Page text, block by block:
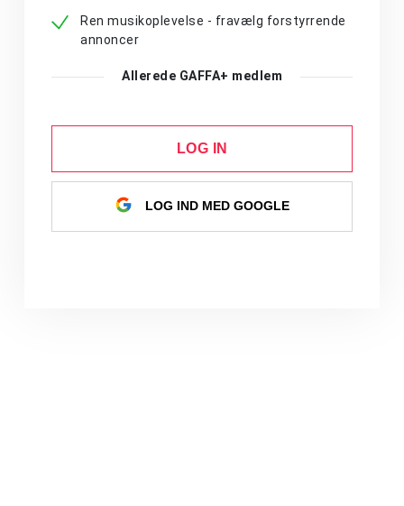
Ren musikoplevelse - fravælg forstyrrende
annoncer
Allerede GAFFA+ medlem
LOG IN
LOG IND MED GOOGLE